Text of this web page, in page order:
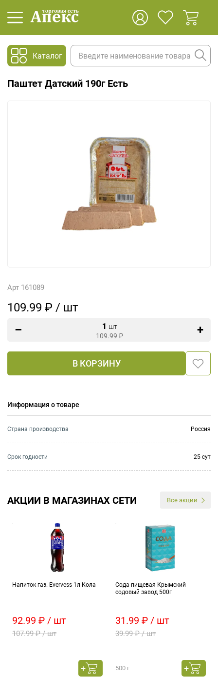
Каталог
Паштет Датский 190г Есть
Арт 161089
109.99 ₽ / шт
1 шт
109.99 ₽
В КОРЗИНУ
Информация о товаре
Страна производства Россия
Cрок годности 25 сут
АКЦИИ В МАГАЗИНАХ СЕТИ Все акции
Напиток газ. Evervess 1л Кола
92.99 ₽ / шт
107.99 ₽ / шт
Сода пищевая Крымский
содовый завод 500г
31.99 ₽ / шт
39.99 ₽ / шт
500 г